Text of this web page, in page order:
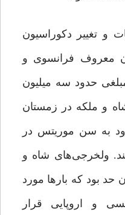
و تغییر دکوراسیون
معروف فرانسوی و
حدود سه میلیون
و ملکه در زمستان
ورود به سن موریتس در
ولخرجی‌های شاه و
حد بود که بارها مورد
و اروپایی قرار